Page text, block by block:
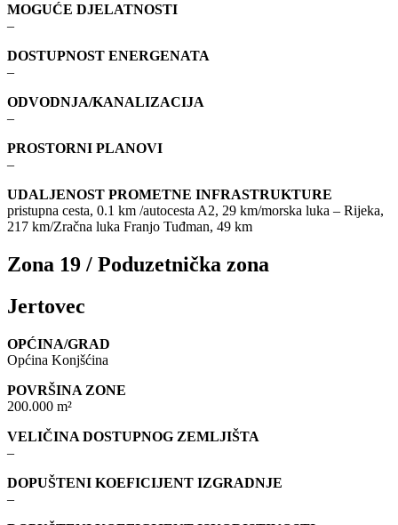
MOGUĆE DJELATNOSTI
–
DOSTUPNOST ENERGENATA
–
ODVODNJA/KANALIZACIJA
–
PROSTORNI PLANOVI
–
UDALJENOST PROMETNE INFRASTRUKTURE
pristupna cesta, 0.1 km /autocesta A2, 29 km/morska luka – Rijeka,
217 km/Zračna luka Franjo Tuđman, 49 km
Zona 19 / Poduzetnička zona
Jertovec
OPĆINA/GRAD
Općina Konjšćina
POVRŠINA ZONE
200.000 m²
VELIČINA DOSTUPNOG ZEMLJIŠTA
–
DOPUŠTENI KOEFICIJENT IZGRADNJE
–